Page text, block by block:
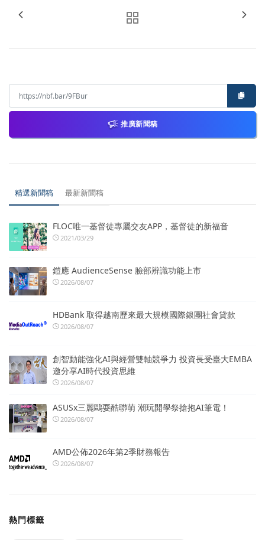
推廣新聞稿
精選新聞稿 最新新聞稿
FLOC唯一基督徒專屬交友APP，基督徒的新福音
2021/03/29
鎧應 AudienceSense 臉部辨識功能上市
2026/08/07
HDBank 取得越南歷來最大規模國際銀團社會貸款
2026/08/07
創智動能強化AI與經營雙軸競爭力 投資長受臺大EMBA
邀分享AI時代投資思維
2026/08/07
ASUSx三麗鷗耍酷聯萌 潮玩開學祭搶抱AI筆電！
2026/08/07
AMD公佈2026年第2季財務報告
2026/08/07
熱門標籤